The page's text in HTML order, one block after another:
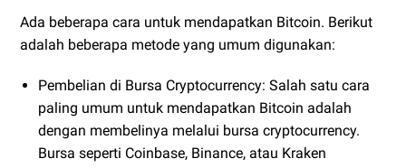
Ada beberapa cara untuk mendapatkan Bitcoin. Berikut
adalah beberapa metode yang umum digunakan:
Pembelian di Bursa Cryptocurrency: Salah satu cara
paling umum untuk mendapatkan Bitcoin adalah
dengan membelinya melalui bursa cryptocurrency.
Bursa seperti Coinbase, Binance, atau Kraken